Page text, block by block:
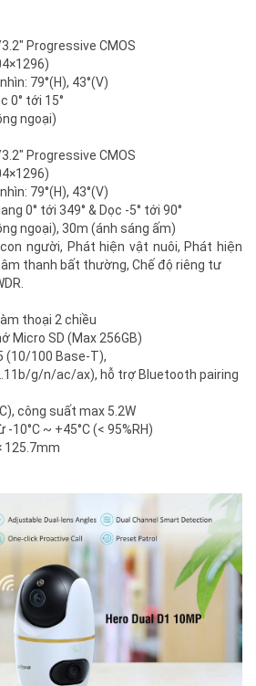
Progressive CMOS
79°(H), 43°(V)
0° tới 15°
ngoại)
Progressive CMOS
79°(H), 43°(V)
0° tới 349° & Dọc -5° tới 90°
ngoại), 30m (ánh sáng ấm)
người, Phát hiện vật nuôi, Phát hiện
thanh bất thường, Chế độ riêng tư
thoại 2 chiều
Micro SD (Max 256GB)
(10/100 Base-T),
g/n/ac/ax), hỗ trợ Bluetooth pairing
công suất max 5.2W
~ +45°C (< 95%RH)
125.7mm